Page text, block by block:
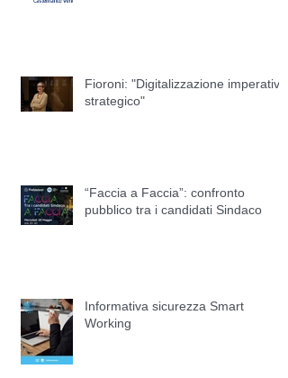
Fioroni: "Digitalizzazione imperativo
strategico"
“Faccia a Faccia”: confronto
pubblico tra i candidati Sindaco
Informativa sicurezza Smart
Working